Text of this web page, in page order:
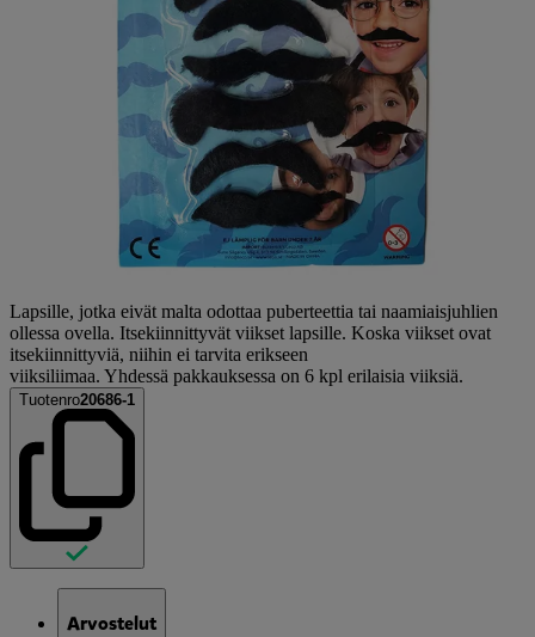
Lapsille, jotka eivät malta odottaa puberteettia tai naamiaisjuhlien
ollessa ovella. Itsekiinnittyvät viikset lapsille. Koska viikset ovat
itsekiinnittyviä, niihin ei tarvita erikseen
viiksiliimaa. Yhdessä pakkauksessa on 6 kpl erilaisia viiksiä.
Tuotenro20686-1
Arvostelut